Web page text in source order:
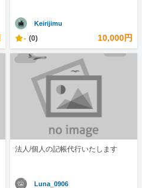
Keirijimu
- (0) 10,000円
法人/個人の記帳代行いたします
Luna_0906